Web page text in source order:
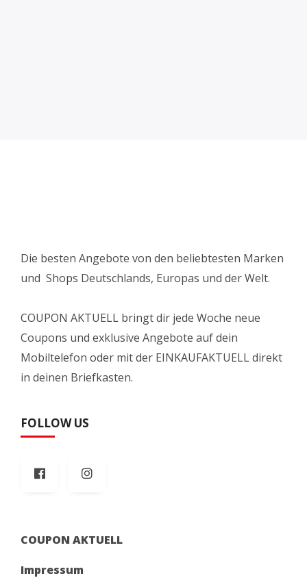
Die besten Angebote von den beliebtesten Marken
und Shops Deutschlands, Europas und der Welt.
COUPON AKTUELL bringt dir jede Woche neue
Coupons und exklusive Angebote auf dein
Mobiltelefon oder mit der EINKAUFAKTUELL direkt
in deinen Briefkasten.
FOLLOW US
COUPON AKTUELL
Impressum